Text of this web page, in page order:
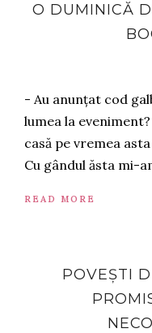
O DUMINICĂ
- Au anunțat cod
lumea la
casă pe vremea
Cu gândul ăsta mi-
READ MORE
POVEȘTI